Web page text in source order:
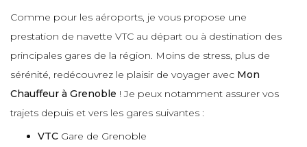
Comme pour les aéroports, je vous propose une
prestation de navette VTC au départ ou à destination des
principales gares de la région. Moins de stress, plus de
sérénité, redécouvrez le plaisir de voyager avec Mon
Chauffeur à Grenoble ! Je peux notamment assurer vos
trajets depuis et vers les gares suivantes :
VTC Gare de Grenoble